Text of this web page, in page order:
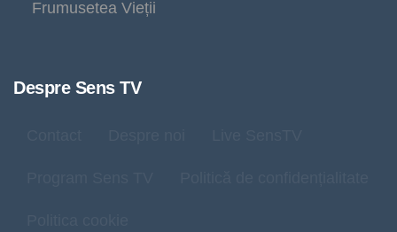
Frumusetea Vieții
Despre Sens TV